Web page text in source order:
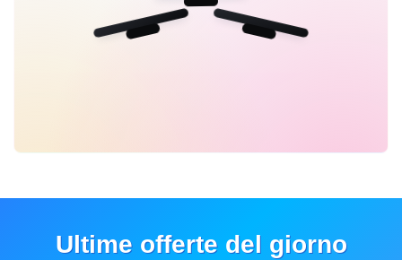
Ultime offerte del giorno